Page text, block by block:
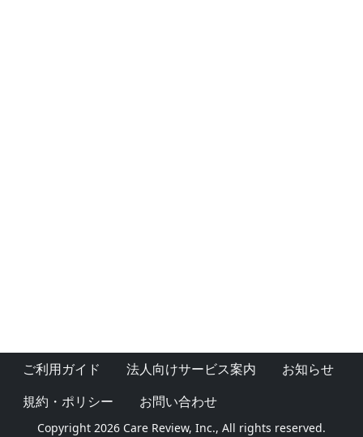
ご利用ガイド 法人向けサービス案内
お知らせ
規約・ポリシー
お問い合わせ
Copyright 2026 Care Review, Inc., All rights reserved.